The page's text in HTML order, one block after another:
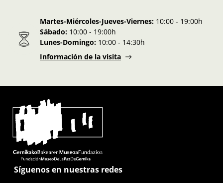
Martes-Miércoles-Jueves-Viernes: 10:00 - 19:00h
Sábado: 10:00 - 19:00h
Lunes-Domingo: 10:00 - 14:30h
Información de la visita
Síguenos en nuestras redes